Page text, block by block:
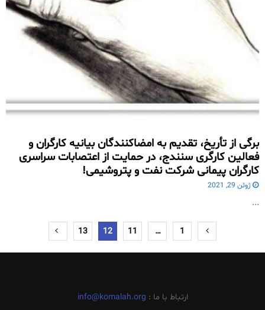
برگی از تأریخ، تقدیم به امضاکنندگان بیانیه کارگران و
فعالین کارگری سنندج، در حمایت از اعتصابات سراسری
کارگران پیمانی شرکت نفت و پتروشیمی!
ژوئن 29, 2021
...
صفحه‌بندی
نوشته‌ها
1
…
11
12
13
ارتباط با ما : info@komalah.org